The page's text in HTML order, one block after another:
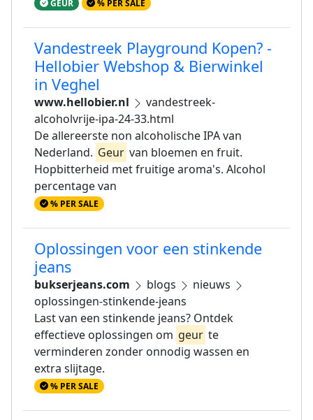
GEUR % PER SALE
Vandestreek Playground Kopen? -
Hellobier Webshop & Bierwinkel
in Veghel
www.hellobier.nl
vandestreek-
alcoholvrije-ipa-24-33.html
De allereerste non alcoholische IPA van
Nederland. Geur van bloemen en fruit.
Hopbitterheid met fruitige aroma's. Alcohol
percentage van
% PER SALE
Oplossingen voor een stinkende
jeans
bukserjeans.com blogs
nieuws
oplossingen-stinkende-jeans
Last van een stinkende jeans? Ontdek
effectieve oplossingen om geur te
verminderen zonder onnodig wassen en
extra slijtage.
% PER SALE